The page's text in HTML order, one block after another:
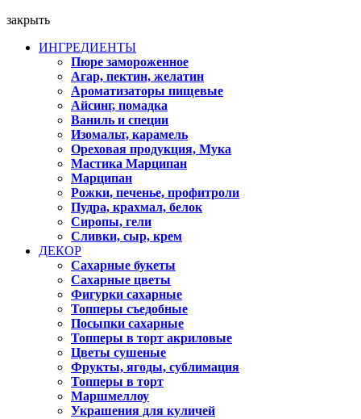
закрыть
ИНГРЕДИЕНТЫ
Пюре замороженное
Агар, пектин, желатин
Ароматизаторы пищевые
Айсинг, помадка
Ваниль и специи
Изомальт, карамель
Ореховая продукция, Мука
Мастика Марципан
Марципан
Рожки, печенье, профитроли
Пудра, крахмал, белок
Сиропы, гели
Сливки, сыр, крем
ДЕКОР
Сахарные букеты
Сахарные цветы
Фигурки сахарные
Топперы съедобные
Посыпки сахарные
Топперы в торт акриловые
Цветы сушеные
Фрукты, ягоды, сублимация
Топперы в торт
Маршмеллоу
Украшения для куличей